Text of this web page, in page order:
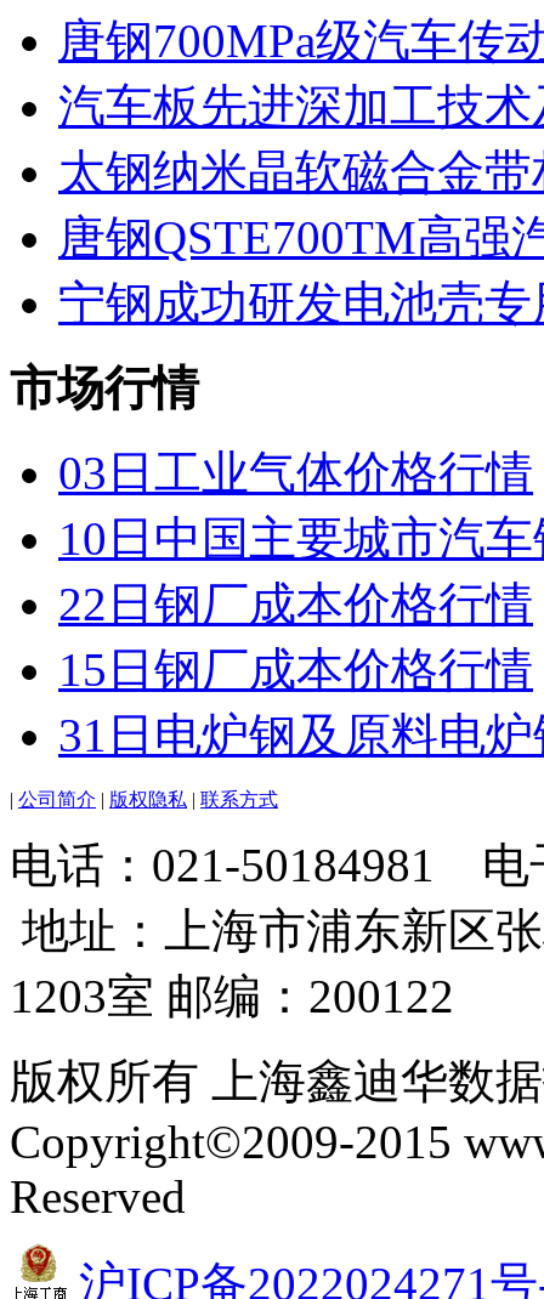
唐钢700MPa级汽车传
汽车板先进深加工技
太钢纳米晶软磁合金
唐钢QSTE700TM高强
宁钢成功研发电池壳专
市场行情
03日工业气体价格行情
10日中国主要城市汽
22日钢厂成本价格行情
15日钢厂成本价格行情
31日电炉钢及原料电
| 公司简介 | 版权隐私 | 联系方式
电话：021-50184981 电
地址：上海市浦东新区
1203室 邮编：200122
版权所有 上海鑫迪华数
Copyright©2009-2015
Reserved
沪ICP备2022024271